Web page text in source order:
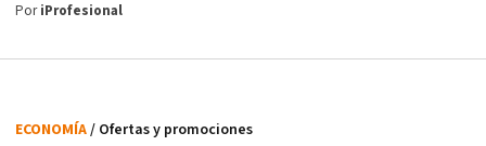
PoriProfesional
ECONOMÍA/ Ofertas y promociones